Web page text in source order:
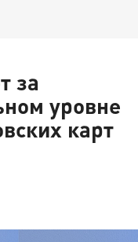
за
уровне
карт